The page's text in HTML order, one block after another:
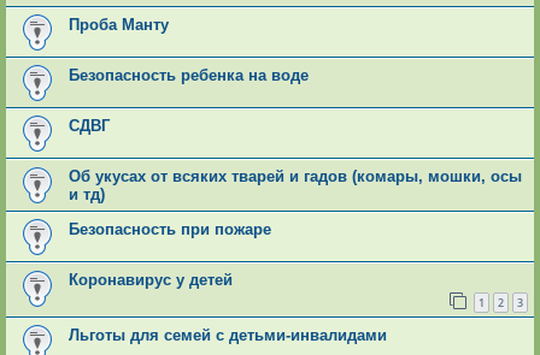
Проба Манту
Безопасность ребенка на воде
СДВГ
Об укусах от всяких тварей и гадов (комары, мошки, осы
и тд)
Безопасность при пожаре
Коронавирус у детей
1 2 3
Льготы для семей с детьми-инвалидами